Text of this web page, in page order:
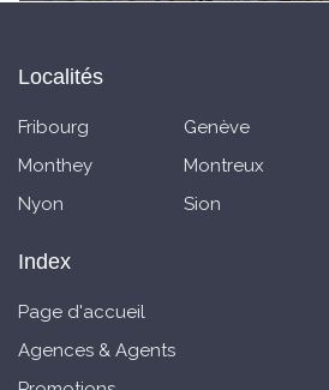
Localités
Fribourg Genève
Monthey
Montreux
Nyon
Sion
Index
Page d'accueil
Agences & Agents